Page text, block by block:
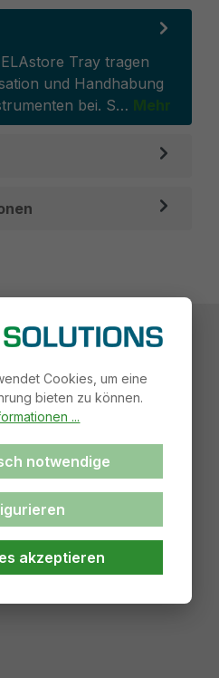
Tray tragen
und Handhabung
bei. S… Mehr
Cookies, um eine
bieten zu können.
...
notwendige
akzeptieren